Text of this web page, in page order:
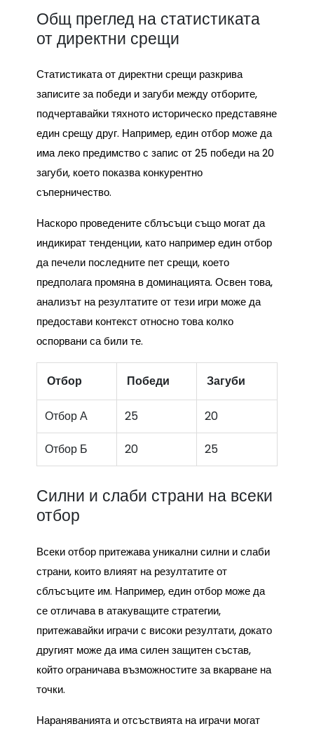
Общ преглед на статистиката
от директни срещи
Статистиката от директни срещи разкрива
записите за победи и загуби между отборите,
подчертавайки тяхното историческо представяне
един срещу друг. Например, един отбор може да
има леко предимство с запис от 25 победи на 20
загуби, което показва конкурентно
съперничество.
Наскоро проведените сблъсъци също могат да
индикират тенденции, като например един отбор
да печели последните пет срещи, което
предполага промяна в доминацията. Освен това,
анализът на резултатите от тези игри може да
предостави контекст относно това колко
оспорвани са били те.
Отбор Победи Загуби
Отбор А 25 20
Отбор Б 20 25
Силни и слаби страни на всеки
отбор
Всеки отбор притежава уникални силни и слаби
страни, които влияят на резултатите от
сблъсъците им. Например, един отбор може да
се отличава в атакуващите стратегии,
притежавайки играчи с високи резултати, докато
другият може да има силен защитен състав,
който ограничава възможностите за вкарване на
точки.
Нараняванията и отсъствията на играчи могат